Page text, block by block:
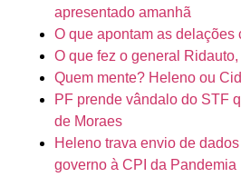
apresentado amanhã
O que apontam as delações
O que fez o general
Quem mente? Heleno ou Cid
PF prende vândalo do STF
de Moraes
Heleno trava envio de
governo à CPI da Pandemia